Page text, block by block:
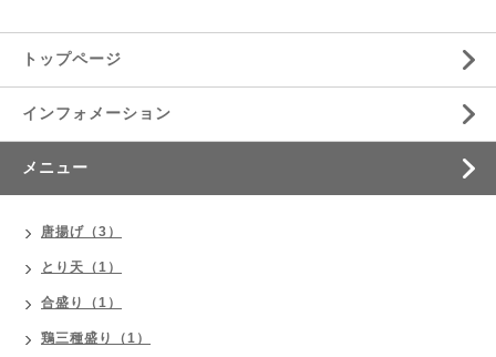
トップページ
インフォメーション
メニュー
唐揚げ（3）
とり天（1）
合盛り（1）
鶏三種盛り（1）